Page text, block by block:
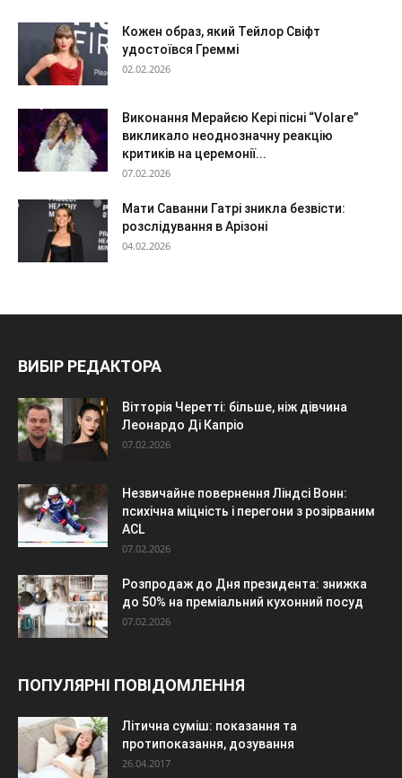
Кожен образ, який Тейлор Свіфт
удостоївся Греммі
02.02.2026
Виконання Мерайєю Кері пісні “Volare”
викликало неоднозначну реакцію
критиків на церемонії...
07.02.2026
Мати Саванни Гатрі зникла безвісти:
розслідування в Арізоні
04.02.2026
ВИБІР РЕДАКТОРА
Вітторія Черетті: більше, ніж дівчина
Леонардо Ді Капріо
07.02.2026
Незвичайне повернення Ліндсі Вонн:
психічна міцність і перегони з розірваним
ACL
07.02.2026
Розпродаж до Дня президента: знижка
до 50% на преміальний кухонний посуд
07.02.2026
ПОПУЛЯРНІ ПОВІДОМЛЕННЯ
Літична суміш: показання та
протипоказання, дозування
26.04.2017